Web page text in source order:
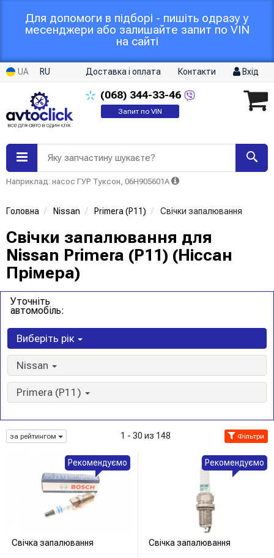
Для допомоги в підборі - пишіть одразу у
месенджери або залишайте запит по VIN
на сайті
UA RU Доставка і оплата Контакти Вхід
(068) 344-33-46
Запит по VIN
Яку запчастину шукаєте?
Наприклад: насос ГУР Туксон, 06H905601A
Головна Nissan Primera (P11) Свічки запалювання
Свічки запалювання для
Nissan Primera (P11) (Ніссан
Прімера)
Уточніть
автомобіль:
Виберіть рік
Nissan
Primera (P11)
за рейтингом 1 - 30 из 148 Фільтри
Свічка запалювання
Рекомендуємо
Свічка запалювання
Рекомендуємо